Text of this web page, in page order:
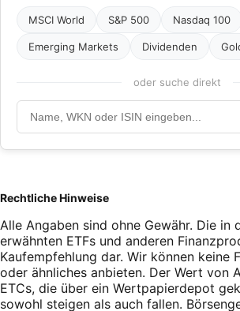
MSCI World S&P 500 Nasdaq 100
Emerging Markets Dividenden
oder suche direkt
Rechtliche Hinweise
Alle Angaben sind ohne Gewähr. Die in
erwähnten ETFs und anderen
Kaufempfehlung dar. Wir können keine
oder ähnliches anbieten. Der Wert von
ETCs, die über ein Wertpapierdepot
sowohl steigen als auch fallen.